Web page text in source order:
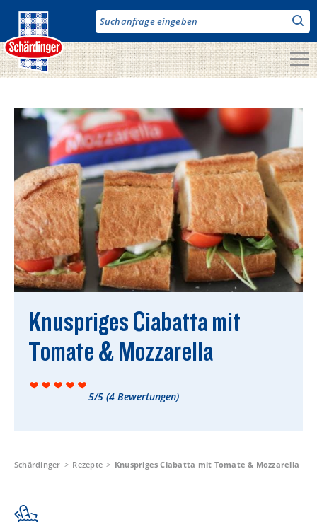
zum
Inhalt
Milch & Co.
Käse
Butter
Fruchtjoghurt & Drinks
Desserts
Bergbauern Produkte
Vegane Produkte
Rezepte
Schärdinger Foodblog
Wissenswertes
Käse & Öl Ratgeber
Knuspriges Ciabatta mit
Tomate & Mozzarella
5/5 (4 Bewertungen)
Schärdinger Rezepte Knuspriges Ciabatta mit Tomate & Mozzarella